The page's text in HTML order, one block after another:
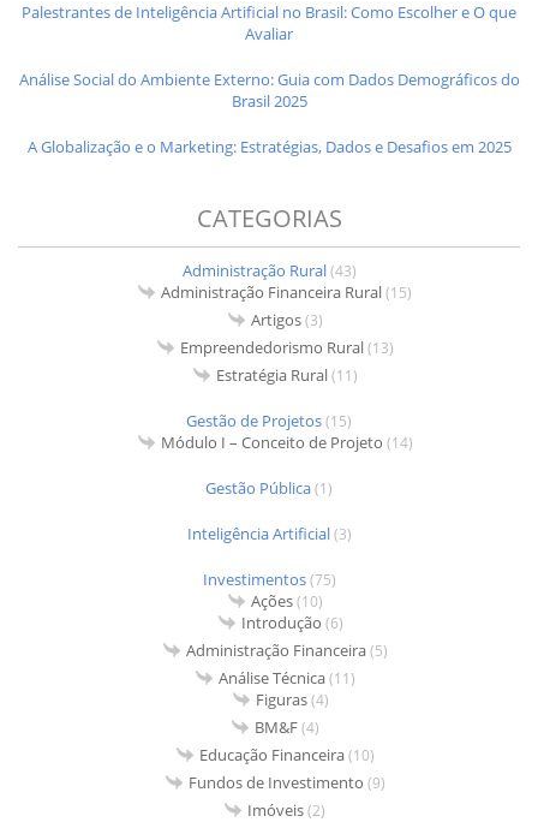
Palestrantes de Inteligência Artificial no Brasil: Como Escolher e O que
Avaliar
Análise Social do Ambiente Externo: Guia com Dados Demográficos do
Brasil 2025
A Globalização e o Marketing: Estratégias, Dados e Desafios em 2025
CATEGORIAS
Administração Rural(43)
Administração Financeira Rural(15)
Artigos(3)
Empreendedorismo Rural(13)
Estratégia Rural(11)
Gestão de Projetos(15)
Módulo I – Conceito de Projeto (14)
Gestão Pública(1)
Inteligência Artificial(3)
Investimentos(75)
Ações(10)
Introdução (6)
Administração Financeira(5)
Análise Técnica(11)
Figuras(4)
BM&F(4)
Educação Financeira(10)
Fundos de Investimento (9)
Imóveis(2)